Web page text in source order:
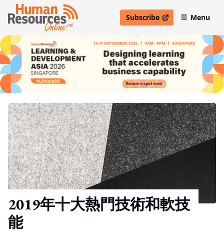
Subscribe
open in new windowMenu
2019年十大熱門技術和軟技
能